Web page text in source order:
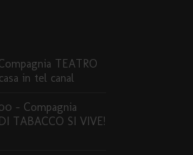
TEATRO
in tel canal
– Compagnia
TABACCO SI VIVE!